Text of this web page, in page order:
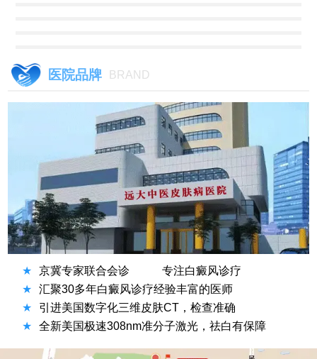
医院品牌 BRAND
★ 京冀专家联合会诊
专注白癜风诊疗
★
汇聚30多年白癜风诊疗经验丰富的医师
★
引进美国数字化三维皮肤CT，检查准确
★
全新美国极速308nm准分子激光，祛白有保障